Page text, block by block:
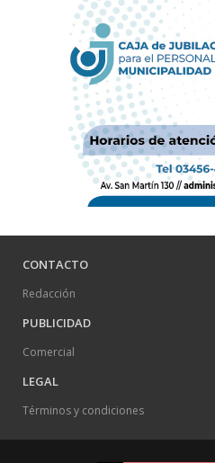
CONTACTO
Redacción
PUBLICIDAD
Comercial
LEGAL
Términos y condiciones